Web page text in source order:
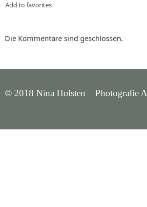
Add to favorites
Die Kommentare sind geschlossen.
© 2018 Nina Holsten – Photografie